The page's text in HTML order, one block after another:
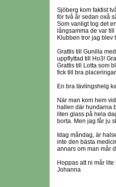
Sjöberg kom faktist
för två år sedan oxå
Som vanligt tog det
långsamma de var
Klubben tror jag blev
Grattis till Gunilla
uppflyttad till Ho3!
Grattis till Lotta som
fick till bra
En bra tävlingshelg
När man kom hem
hallen där hundarna
liten glass på hela
borta. Men jag får ju
Idag måndag, är
inte den bästa
annars om man mår
Hoppas att ni mår lite
Johanna